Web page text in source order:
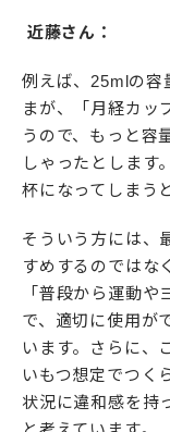
近藤さん：
例えば、25mlの容
まが、「月経カッ
うので、もっと容
しゃったとします
杯になってしまう
そういう方には、
すめするのではな
「普段から運動
で、適切に使用が
います。さらに、
いもつ想定でつく
状況に違和感を持